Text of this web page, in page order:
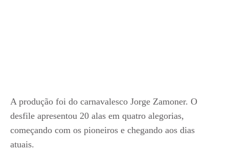
A produção foi do carnavalesco Jorge Zamoner. O
desfile apresentou 20 alas em quatro alegorias,
começando com os pioneiros e chegando aos dias
atuais.